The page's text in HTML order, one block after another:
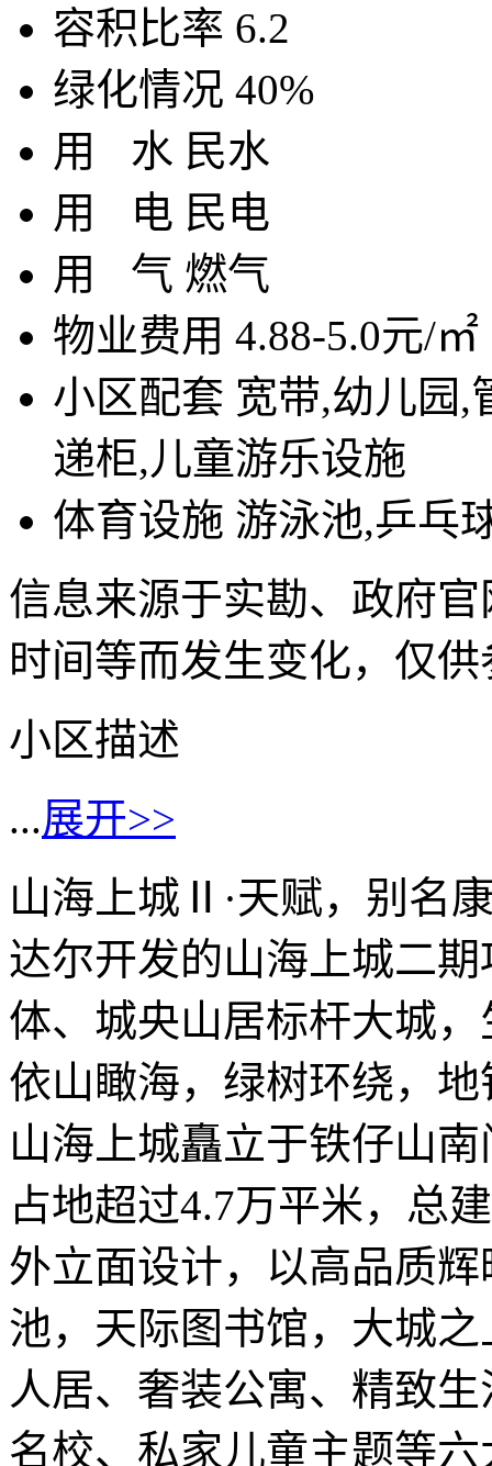
容积比率 6.2
绿化情况 40%
用 水 民水
用
电 民电
用 气 燃气
物业费用 4.88-5.0元/㎡
小区配套 宽带,幼儿园,
递柜,儿童游乐设施
体育设施 游泳池,乒乓
信息来源于实勘、政府
时间等而发生变化，仅
小区描述
...展开>>
山海上城Ⅱ·天赋，别名
达尔开发的山海上城二
体、城央山居标杆大城
依山瞰海，绿树环绕，
山海上城矗立于铁仔山
占地超过4.7万平米，总
外立面设计，以高品质
池，天际图书馆，大城
人居、奢装公寓、精致
名校、私家儿童主题等